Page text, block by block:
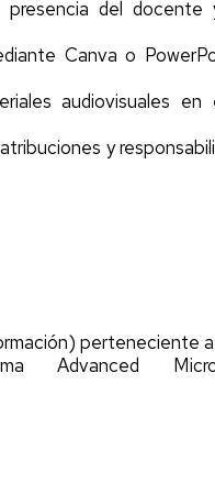
presencia del docente
Canva o
audiovisuales en
y
perteneciente a
Advanced